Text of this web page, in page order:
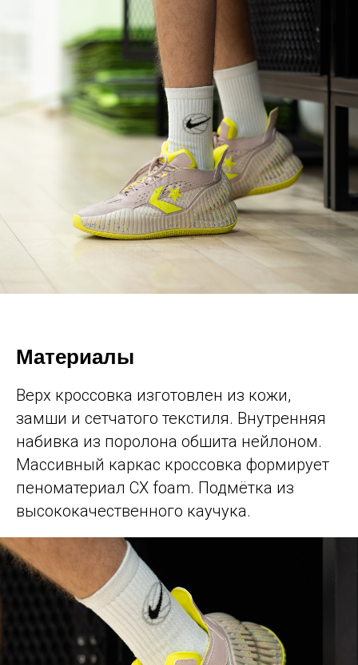
Материалы
Верх кроссовка изготовлен из кожи,
замши и сетчатого текстиля. Внутренняя
набивка из поролона обшита нейлоном.
Массивный каркас кроссовка формирует
пеноматериал СX foam. Подмётка из
высококачественного каучука.